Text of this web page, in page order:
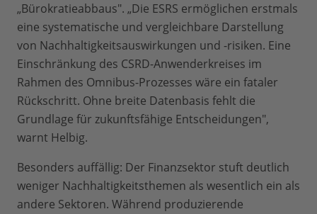
„Bürokratieabbaus". „Die ESRS ermöglichen erstmals
eine systematische und vergleichbare Darstellung
von Nachhaltigkeitsauswirkungen und -risiken. Eine
Einschränkung des CSRD-Anwenderkreises im
Rahmen des Omnibus-Prozesses wäre ein fataler
Rückschritt. Ohne breite Datenbasis fehlt die
Grundlage für zukunftsfähige Entscheidungen",
warnt Helbig.
Besonders auffällig: Der Finanzsektor stuft deutlich
weniger Nachhaltigkeitsthemen als wesentlich ein als
andere Sektoren. Während produzierende